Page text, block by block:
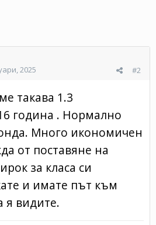
#2
2025
такава 1.3
година . Нормално
Много икономичен
от поставяне на
за класа си
и имате път към
я видите.